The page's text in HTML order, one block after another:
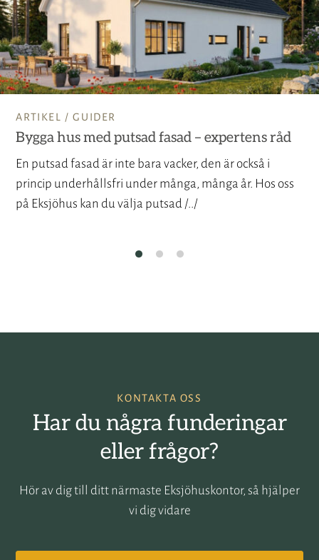
ARTIKEL /GUIDER
Bygga hus med putsad fasad – expertens råd
En putsad fasad är inte bara vacker, den är också i
princip underhållsfri under många, många år. Hos oss
på Eksjöhus kan du välja putsad /../
KONTAKTA OSS
Har du några funderingar
eller frågor?
Hör av dig till ditt närmaste Eksjöhuskontor, så hjälper
vi dig vidare